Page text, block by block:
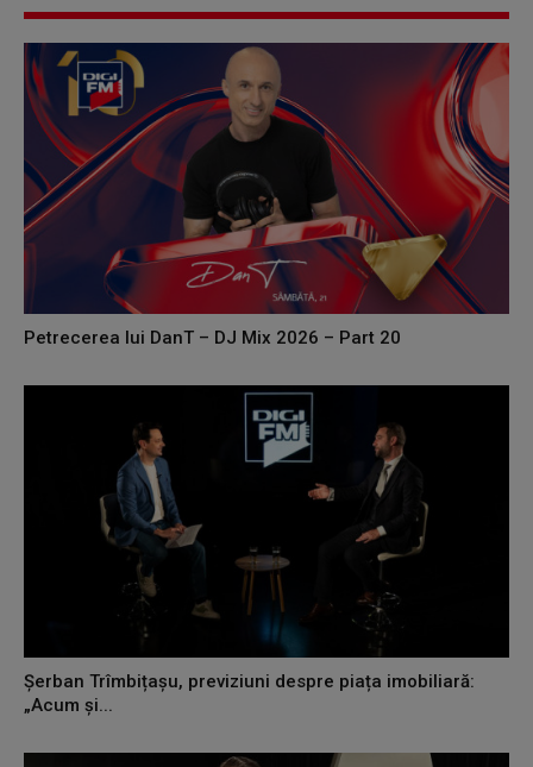
Petrecerea lui DanT – DJ Mix 2026 – Part 20
Șerban Trîmbițașu, previziuni despre piața imobiliară:
„Acum și...